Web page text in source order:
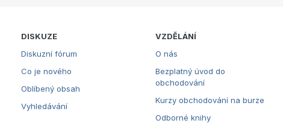
DISKUZE
Diskuzní fórum
Co je nového
Oblíbený obsah
Vyhledávání
VZDĚLÁNÍ
O nás
Bezplatný úvod do
obchodování
Kurzy obchodování na burze
Odborné knihy